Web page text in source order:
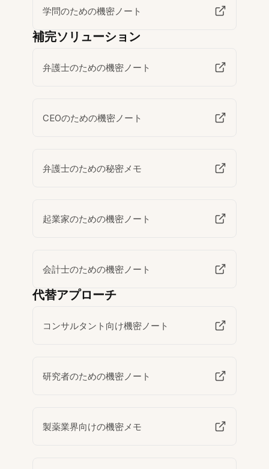
学問のための機密ノート
補完ソリューション
弁護士のための機密ノート
CEOのための機密ノート
弁護士のための秘密メモ
起業家のための機密ノート
会計士のための機密ノート
代替アプローチ
コンサルタント向け機密ノート
研究者のための機密ノート
製薬業界向けの機密メモ